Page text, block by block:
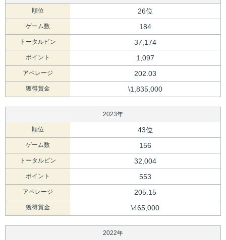
順位 26位
ゲーム数 184
トータルピン 37,174
ポイント 1,097
アベレージ 202.03
獲得賞金 \1,835,000
2023年
順位 43位
ゲーム数 156
トータルピン 32,004
ポイント 553
アベレージ 205.15
獲得賞金 \465,000
2022年